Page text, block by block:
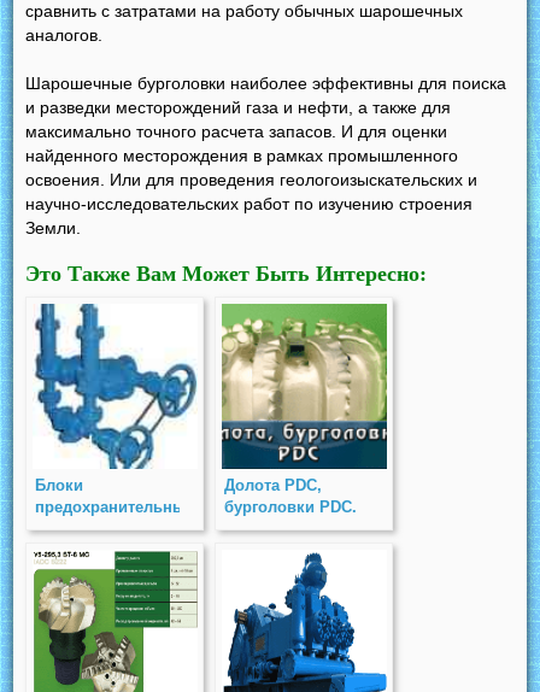
сравнить с затратами на работу обычных шарошечных
аналогов.
Шарошечные бурголовки наиболее эффективны для поиска
и разведки месторождений газа и нефти, а также для
максимально точного расчета запасов. И для оценки
найденного месторождения в рамках промышленного
освоения. Или для проведения геологоизыскательских и
научно-исследовательских работ по изучению строения
Земли.
Это Также Вам Может Быть Интересно:
Блоки
предохранительных
клапанов (БПК)
PN 16, 40, 63
Долота PDC,
бурголовки PDC.